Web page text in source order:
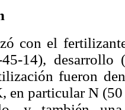
con el
14),
fueron
en particular N